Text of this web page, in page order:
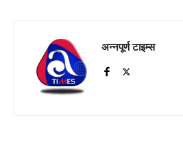
अन्नपूर्ण टाइम्स